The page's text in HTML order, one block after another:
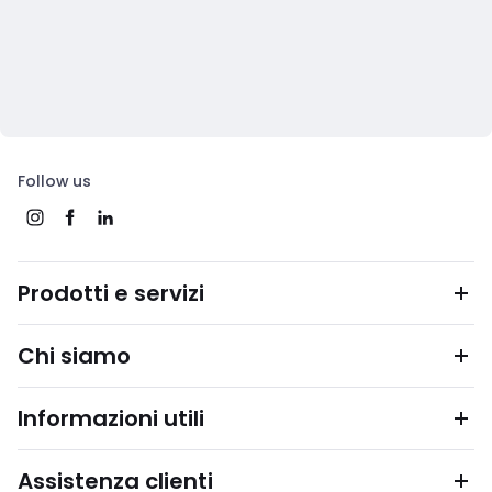
Follow us
Prodotti e servizi
Chi siamo
Informazioni utili
Assistenza clienti